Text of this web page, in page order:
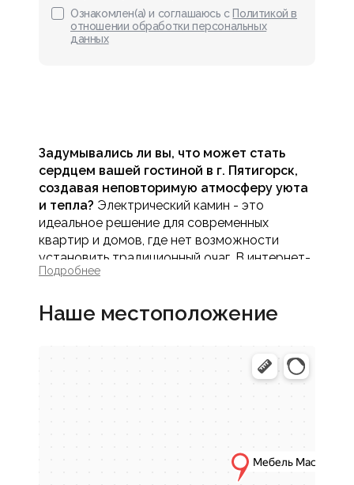
Ознакомлен(а) и соглашаюсь с Политикой в
отношении обработки персональных
данных
Задумывались ли вы, что может стать
сердцем вашей гостиной в г. Пятигорск,
создавая неповторимую атмосферу уюта
и тепла? Электрический камин - это
идеальное решение для современных
квартир и домов, где нет возможности
установить традиционный очаг. В интернет-
магазине Мебель МАСК вы найдете широкий
электрических каминов, которые
Эти устройства не просто обогревают
помещение, они дарят магию живого
Почему стоит купить
электрический камин для
Подробнее
Наше местоположение